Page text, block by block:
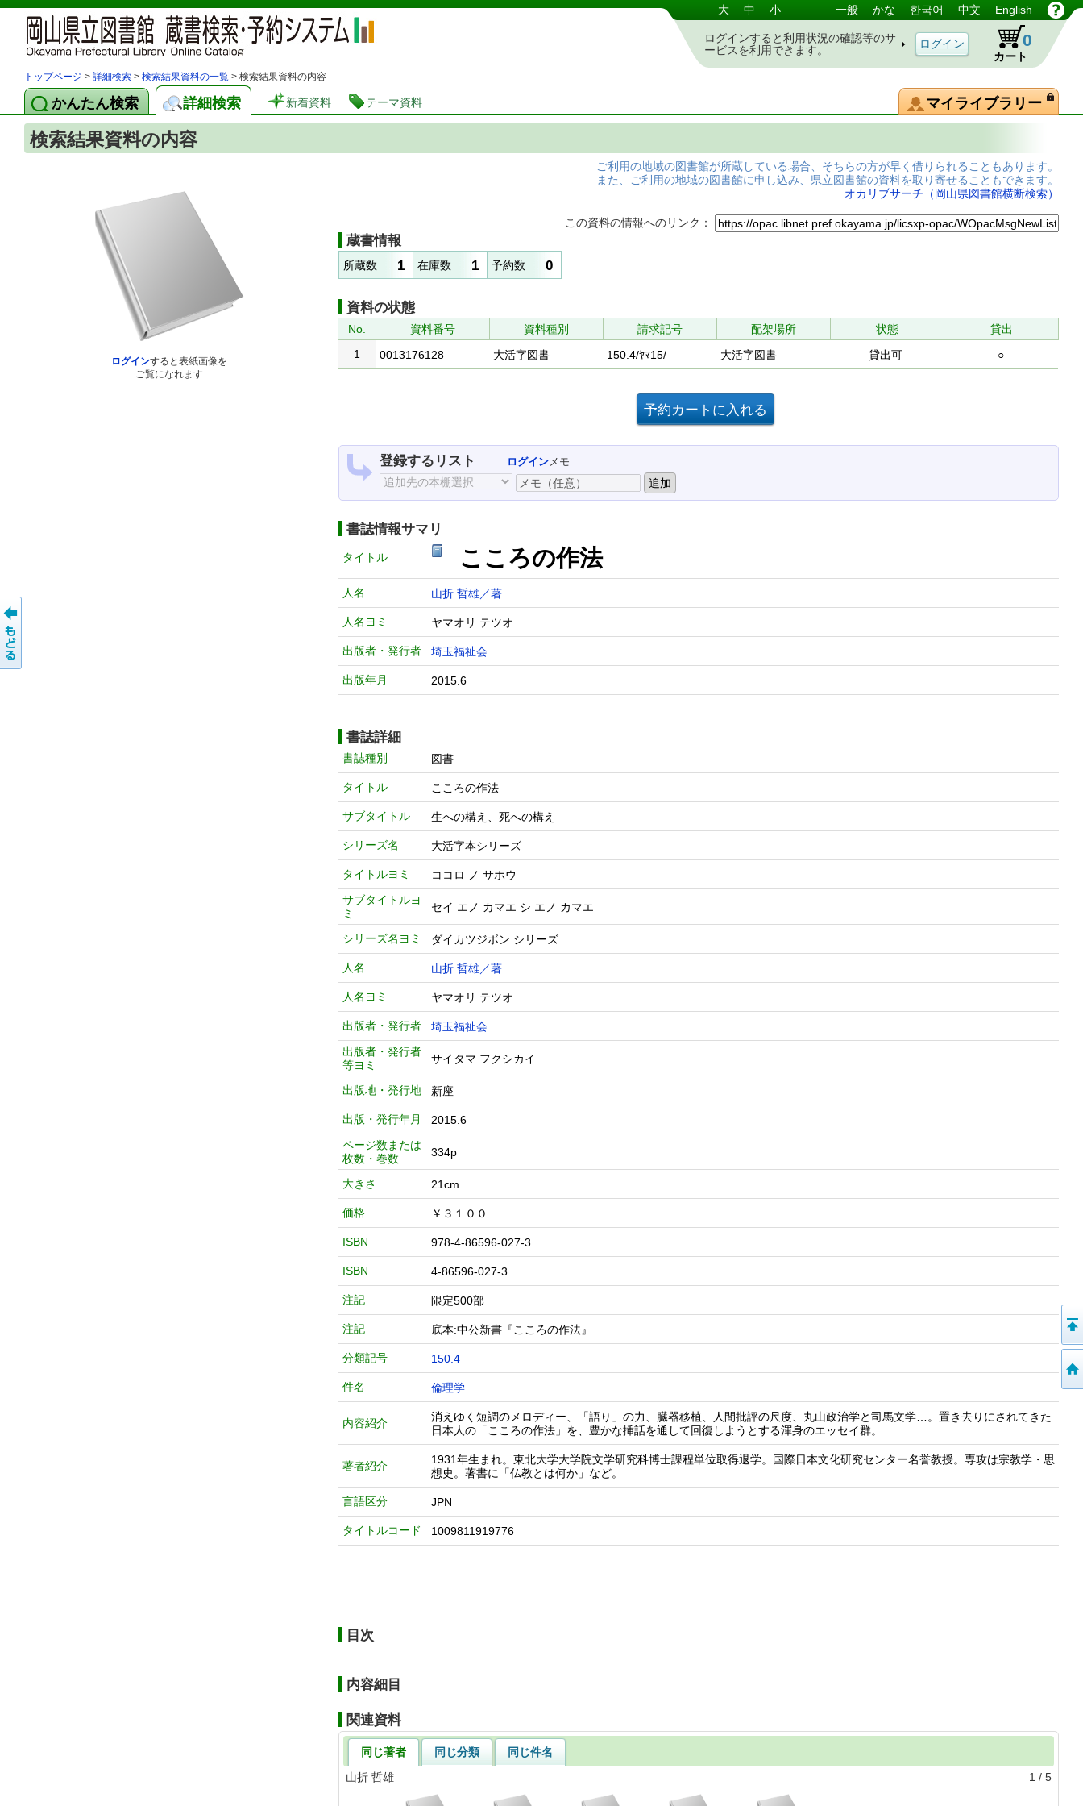
岡山県立図書館 蔵書検索・予約システム 大 中 小 一般 かな 한국어 中文 English
ログインすると利用状況の確認等のサ
ービスを利用できます。
カート
0
トップページ > 詳細検索 > 検索結果資料の一覧 > 検索結果資料の内容
かんたん検索 詳細検索 新着資料 テーマ資料 マイライブラリー
検索結果資料の内容
ログインすると表紙画像を
ご覧になれます
ご利用の地域の図書館が所蔵している場合、そちらの方が早く借りられることもあります。
また、ご利用の地域の図書館に申し込み、県立図書館の資料を取り寄せることもできます。
オカリブサーチ（岡山県図書館横断検索）
この資料の情報へのリンク：
蔵書情報
所蔵数 1 在庫数 1 予約数 0
資料の状態
No. 資料番号 資料種別 請求記号 配架場所 状態
貸出
1
0013176128 大活字図書 150.4/ﾔﾏ15/ 大活字図書 貸出可 ○
登録するリスト ログインメモ
書誌情報サマリ
タイトル こころの作法
人名 山折 哲雄／著
人名ヨミ ヤマオリ テツオ
出版者・発行者 埼玉福祉会
出版年月 2015.6
書誌詳細
書誌種別 図書
タイトル こころの作法
サブタイトル 生への構え、死への構え
シリーズ名 大活字本シリーズ
タイトルヨミ
ココロ ノ サホウ
サブタイトルヨ
ミ
セイ エノ カマエ シ エノ カマエ
シリーズ名ヨミ ダイカツジボン シリーズ
人名 山折 哲雄／著
人名ヨミ ヤマオリ テツオ
出版者・発行者
埼玉福祉会
出版者・発行者
等ヨミ
サイタマ フクシカイ
出版地・発行地 新座
出版・発行年月
2015.6
ページ数または
枚数・巻数
334p
大きさ 21cm
価格 ￥３１００
ISBN 978-4-86596-027-3
ISBN 4-86596-027-3
注記 限定500部
注記 底本:中公新書『こころの作法』
分類記号 150.4
件名 倫理学
内容紹介
消えゆく短調のメロディー、「語り」の力、臓器移植、人間批評の尺度、丸山政治学と司馬文学…。置き去りにされてきた
日本人の「こころの作法」を、豊かな挿話を通して回復しようとする渾身のエッセイ群。
著者紹介
1931年生まれ。東北大学大学院文学研究科博士課程単位取得退学。国際日本文化研究センター名誉教授。専攻は宗教学・思
想史。著書に「仏教とは何か」など。
言語区分 JPN
タイトルコード 1009811919776
目次
内容細目
関連資料
同じ著者 同じ分類
同じ件名
山折 哲雄
1 / 5